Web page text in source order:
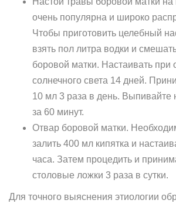
очень популярна и широко
Чтобы приготовить целебный
взять пол литра водки и
боровой матки. Настаивать при
солнечного света 14 дней.
10 мл 3 раза в день. Выпивайте
за 60 минут.
Отвар боровой матки.
залить 400 мл кипятка и
часа. Затем процедить и
столовые ложки 3 раза в сутки.
Для точного выяснения этиологии